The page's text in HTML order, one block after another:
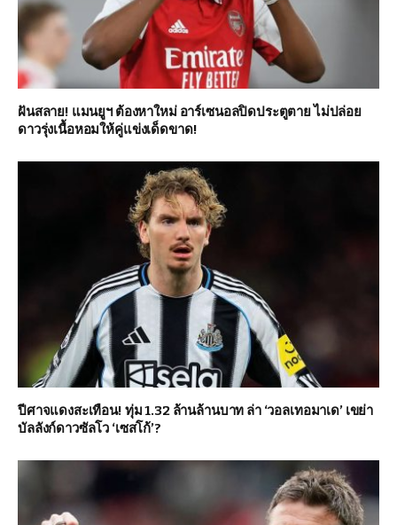
ฝันสลาย! แมนยูฯ ต้องหาใหม่ อาร์เซนอลปิดประตูตาย ไม่ปล่อย
ดาวรุ่งเนื้อหอมให้คู่แข่งเด็ดขาด!
ปีศาจแดงสะเทือน! ทุ่ม 1.32 ล้านล้านบาท ล่า ‘วอลเทอมาเด’ เขย่า
บัลลังก์ดาวซัลโว ‘เซสโก้’?